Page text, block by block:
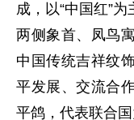
成，以“中国红”
两侧象首、凤鸟
中国传统吉祥纹
平发展、交流合
平鸽，代表联合